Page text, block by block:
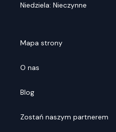
Niedziela: Nieczynne
Mapa strony
O nas
Blog
Zostań naszym partnerem